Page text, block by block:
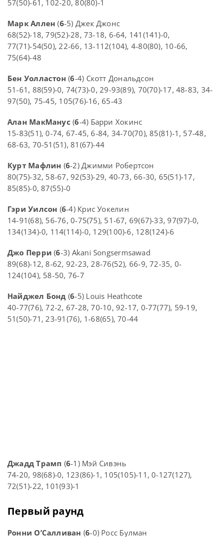
57(50)-61, 102-20, 80(80)-1
Марк Аллен (6-5) Джек Джонс
68(52)-18, 79(52)-28, 73-18, 6-64, 141(141)-0,
77(71)-54(50), 22-66, 13-112(104), 4-80(80), 10-66,
75(64)-48
Бен Уолластон (6-4) Скотт Дональдсон
51-61, 88(59)-0, 74(73)-0, 29-93(89), 70(70)-17, 48-83, 34-
97(50), 75-45, 105(76)-16, 65-43
Алан МакМанус (6-4) Барри Хокинс
15-83(51), 0-74, 67-45, 6-84, 34-70(70), 85(81)-1, 57-48,
68-63, 70-51(51), 81(67)-44
Курт Мафлин (6-2) Джимми Робертсон
80(75)-32, 58-67, 92(53)-29, 40-73, 66-30, 65(51)-17,
85(85)-0, 87(55)-0
Гэри Уилсон (6-4) Крис Уокелин
14-91(68), 56-76, 0-75(75), 51-67, 69(67)-33, 97(97)-0,
134(134)-0, 114(114)-0, 129(100)-6, 128(124)-6
Джо Перри (6-3) Akani Songsermsawad
89(68)-12, 8-62, 92-23, 28-76(52), 66-9, 72-35, 0-
124(104), 58-50, 76-7
Найджел Бонд (6-5) Louis Heathcote
40-77(76), 72-2, 67-28, 70-10, 92-17, 0-77(77), 59-19,
51(50)-71, 23-91(76), 1-68(65), 70-44
Джадд Трамп (6-1) Мэй Сивэнь
74-20, 98(68)-0, 123(86)-1, 105(105)-11, 0-127(127),
72(51)-22, 101(93)-1
Первый раунд
Ронни О’Салливан (6-0) Росс Булман